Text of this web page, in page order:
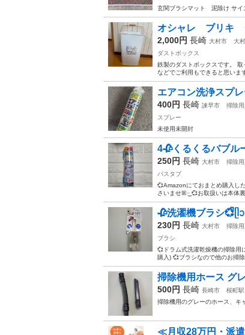
玄関ブラシマット 泥除け サイ
オシャレ ブリキ
2,000円 長崎 大村市 大
ダストボックス
鉄製のダストボックスです。
などでご利用もできると思い
エアコン洗浄スプ
400円 長崎 諫早市
掃除
スプレー
未使用未開封
4🥀くるくるバブル
250円 長崎 大村市
掃除
バスタブ
💞Amazonにておまとめ購入し
さいませꕤ︎︎·͜· 💞お取扱いは本体
🥀洗濯機ブラシ
230円 長崎 大村市
掃除
ブラシ
💞ドラム式洗濯乾燥機の掃除用
購入) 💞ブラシなので他のお掃
掃除機用ホース グ
500円 長崎 長崎市 桜町駅
掃除機用のグレーのホース、キ
≪月収28万円・派